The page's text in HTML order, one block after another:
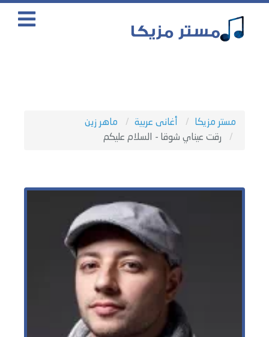
مستر مزيكا أغانى عربية
ماهر زين
رقت عيناي شوقا - السلام عليكم